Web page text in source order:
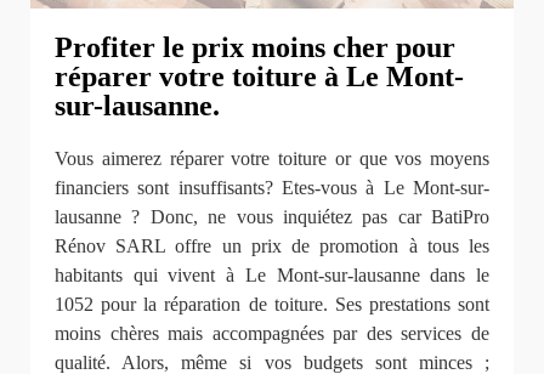
Profiter le prix moins cher pour
réparer votre toiture à Le Mont-
sur-lausanne.
Vous aimerez réparer votre toiture or que vos moyens
financiers sont insuffisants? Etes-vous à Le Mont-sur-
lausanne ? Donc, ne vous inquiétez pas car BatiPro
Rénov SARL offre un prix de promotion à tous les
habitants qui vivent à Le Mont-sur-lausanne dans le
1052 pour la réparation de toiture. Ses prestations sont
moins chères mais accompagnées par des services de
qualité. Alors, même si vos budgets sont minces ;